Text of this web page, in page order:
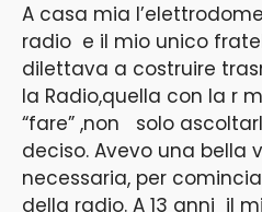
A casa mia
radio e il mio unico
dilettava a costruire
la Radio,quella con la r
“fare” ,non solo
deciso. Avevo una bella
necessaria, per
della radio. A 13 anni il